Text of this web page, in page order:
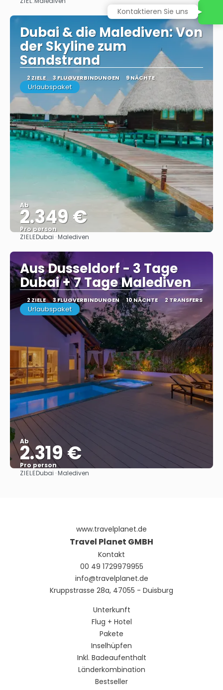
Sehen
Dubai & die Malediven: Von
der Skyline zum
Sandstrand
2 ZIELE 3 FLUGVERBINDUNGEN 9 NÄCHTE
Urlaubspaket
Ab
2.349 €
Pro person
ZIELEDubai · Malediven
Aus Dusseldorf - 3 Tage
Dubai + 7 Tage Malediven
2 ZIELE 3 FLUGVERBINDUNGEN 10 NÄCHTE 2 TRANSFERS
Urlaubspaket
Ab
2.319 €
Pro person
ZIELEDubai · Malediven
www.travelplanet.de
Travel Planet GMBH
Kontakt
00 49 1729979955
info@travelplanet.de
Kruppstrasse 28a, 47055 - Duisburg
Unterkunft
Flug + Hotel
Pakete
Inselhüpfen
Inkl. Badeaufenthalt
Länderkombination
Bestseller
Kontaktieren Sie uns